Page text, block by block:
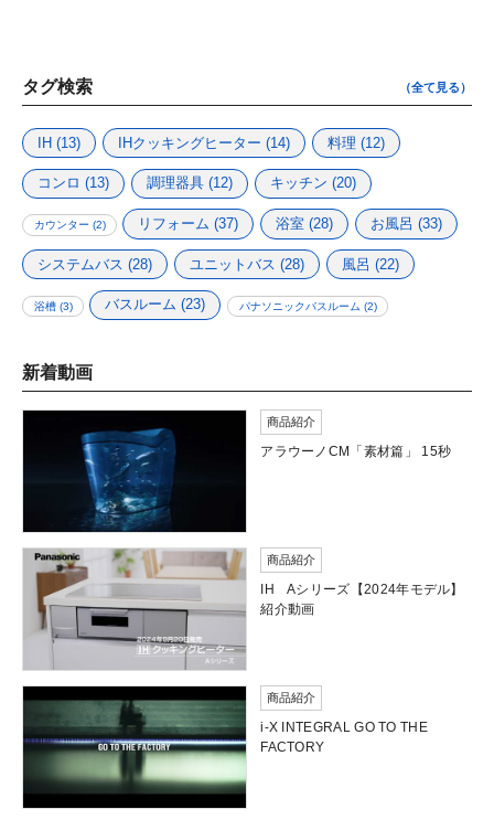
タグ検索 （全て見る）
IH(13) IHクッキングヒーター (14) 料理 (12)
コンロ (13) 調理器具(12) キッチン (20)
カウンター (2) リフォーム (37) 浴室 (28) お風呂 (33)
システムバス (28) ユニットバス (28) 風呂 (22)
浴槽(3) バスルーム (23) パナソニックバスルーム (2)
新着動画
商品紹介
アラウーノCM「素材篇」 15秒
商品紹介
IH Aシリーズ【2024年モデル】
紹介動画
商品紹介
i-X INTEGRAL GO TO THE
FACTORY